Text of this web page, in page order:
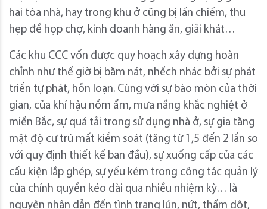
hai tòa nhà, hay trong khu ở cũng bị lấn chiếm, thu
hẹp để họp chợ, kinh doanh hàng ăn, giải khát…
Các khu CCC vốn được quy hoạch xây dựng hoàn
chỉnh như thế giờ bị băm nát, nhếch nhác bởi sự phát
triển tự phát, hỗn loạn. Cùng với sự bào mòn của thời
gian, của khí hậu nồm ẩm, mưa nắng khắc nghiệt ở
miền Bắc, sự quá tải trong sử dụng nhà ở, sự gia tăng
mật độ cư trú mất kiểm soát (tăng từ 1,5 đến 2 lần so
với quy định thiết kế ban đầu), sự xuống cấp của các
cấu kiện lắp ghép, sự yếu kém trong công tác quản lý
của chính quyền kéo dài qua nhiều nhiệm kỳ… là
nguyên nhân dẫn đến tình trạng lún, nứt, thấm dột,